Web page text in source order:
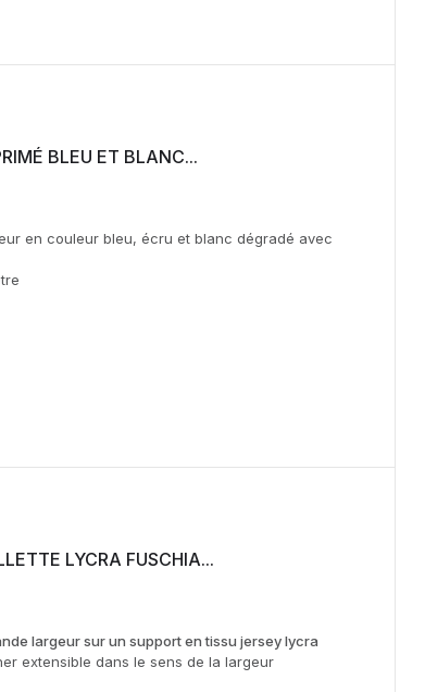
BLEU ET BLANC...
en couleur bleu, écru et blanc dégradé avec
LYCRA FUSCHIA...
largeur sur un support en tissu jersey lycra
extensible dans le sens de la largeur